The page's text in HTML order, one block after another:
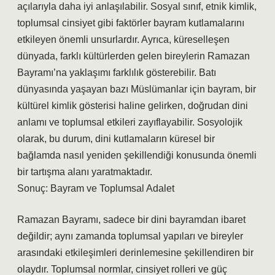
açılarıyla daha iyi anlaşılabilir. Sosyal sınıf, etnik kimlik,
toplumsal cinsiyet gibi faktörler bayram kutlamalarını
etkileyen önemli unsurlardır. Ayrıca, küreselleşen
dünyada, farklı kültürlerden gelen bireylerin Ramazan
Bayramı’na yaklaşımı farklılık gösterebilir. Batı
dünyasında yaşayan bazı Müslümanlar için bayram, bir
kültürel kimlik gösterisi haline gelirken, doğrudan dini
anlamı ve toplumsal etkileri zayıflayabilir. Sosyolojik
olarak, bu durum, dini kutlamaların küresel bir
bağlamda nasıl yeniden şekillendiği konusunda önemli
bir tartışma alanı yaratmaktadır.
Sonuç: Bayram ve Toplumsal Adalet
Ramazan Bayramı, sadece bir dini bayramdan ibaret
değildir; aynı zamanda toplumsal yapıları ve bireyler
arasındaki etkileşimleri derinlemesine şekillendiren bir
olaydır. Toplumsal normlar, cinsiyet rolleri ve güç